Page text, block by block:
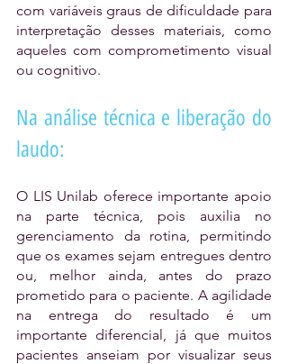
com variáveis graus de dificuldade para
interpretação desses materiais, como
aqueles com comprometimento visual
ou cognitivo.
Na análise técnica e liberação do
laudo:
O LIS Unilab oferece importante apoio
na parte técnica, pois auxilia no
gerenciamento da rotina, permitindo
que os exames sejam entregues dentro
ou, melhor ainda, antes do prazo
prometido para o paciente. A agilidade
na entrega do resultado é um
importante diferencial, já que muitos
pacientes anseiam por visualizar seus